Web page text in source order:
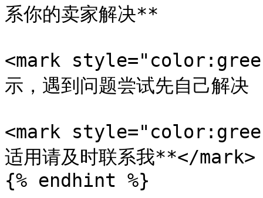
系你的卖家解决**
<mark
示，遇到问题尝试先自己
<mark
适用请及时联系我**</mark>
{% endhint %}